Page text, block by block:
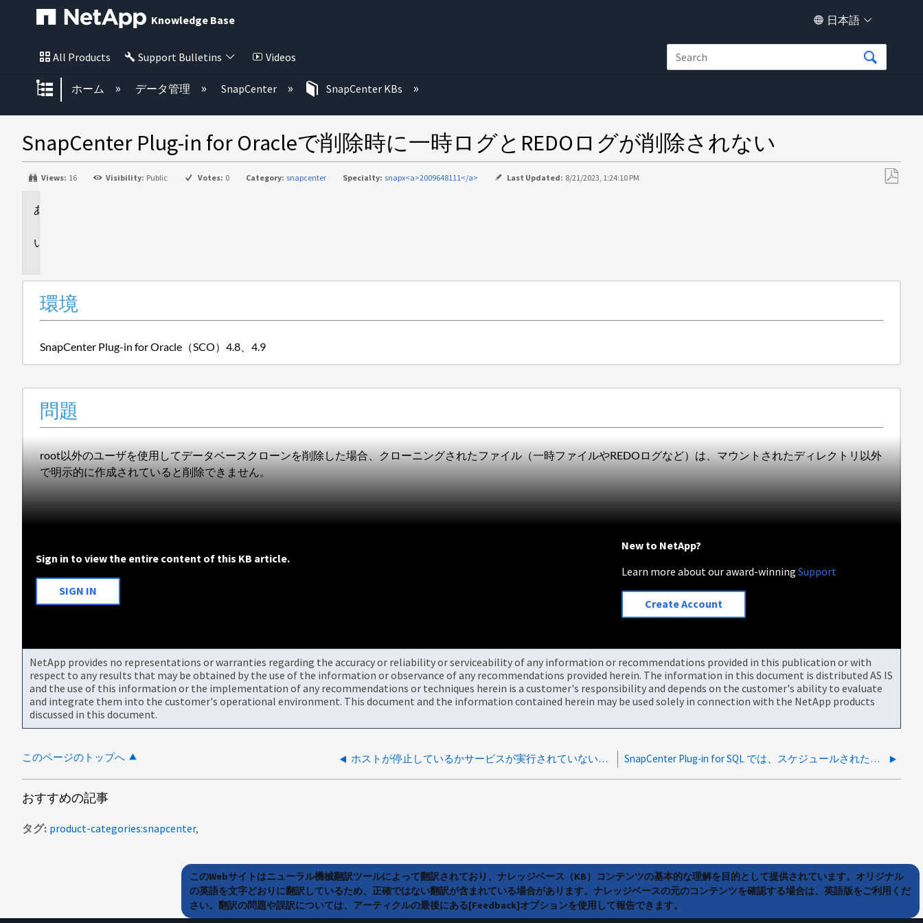
Knowledge Base 日本語
All Products Support Bulletins Videos
グローバル階層を展開/折りたたむ
ホーム データ管理 SnapCenter SnapCenter KBs
SnapCenter Plug-in for Oracleで削除時に一時ログとREDOログが削除されない
Views: 16 Visibility: Public Votes: 0 Category: snapcenter Specialty: snapx<a>2009648111</a> Last Updated: 8/21/2023, 1:24:10 PM
環境
SnapCenter Plug-in for Oracle（SCO）4.8、4.9
問題
root以外のユーザを使用してデータベースクローンを削除した場合、クローニングされたファイル（一時ファイルやREDOログなど）は、マウントされたディレクトリ以外
で明示的に作成されていると削除できません。
Sign in to view the entire content of this KB article.
SIGN IN
New to NetApp?
Learn more about our award-winningSupport
Create Account
NetApp provides no representations or warranties regarding the accuracy or reliability or serviceability of any information or recommendations provided in this publication or with
respect to any results that may be obtained by the use of the information or observance of any recommendations provided herein. The information in this document is distributed AS IS
and the use of this information or the implementation of any recommendations or techniques herein is a customer's responsibility and depends on the customer's ability to evaluate
and integrate them into the customer's operational environment. This document and the information contained herein may be used solely in connection with the NetApp products
discussed in this document.
このページのトップへ ホストが停止しているかサービスが実行されていないため、SnapCenter Plug-in for Exchangeのアップグレードが失敗します SnapCenter Plug-in for SQL では、スケジュールされたバックアップがトリガーされません
おすすめの記事
タグ product-categories:snapcenter
このWebサイトはニューラル機械翻訳ツールによって翻訳されており、ナレッジベース（KB）コンテンツの基本的な理解を目的として提供されています。オリジナル
の英語を文字どおりに翻訳しているため、正確ではない翻訳が含まれている場合があります。ナレッジベースの元のコンテンツを確認する場合は、英語版をご利用くだ
さい。翻訳の問題や誤訳については、アーティクルの最後にある[Feedback]オプションを使用して報告できます。